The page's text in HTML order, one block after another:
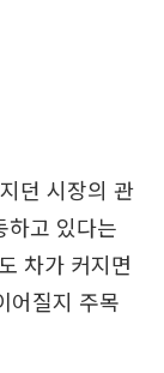
던 시장의 관
하고 있다는
차가 커지면
어질지 주목